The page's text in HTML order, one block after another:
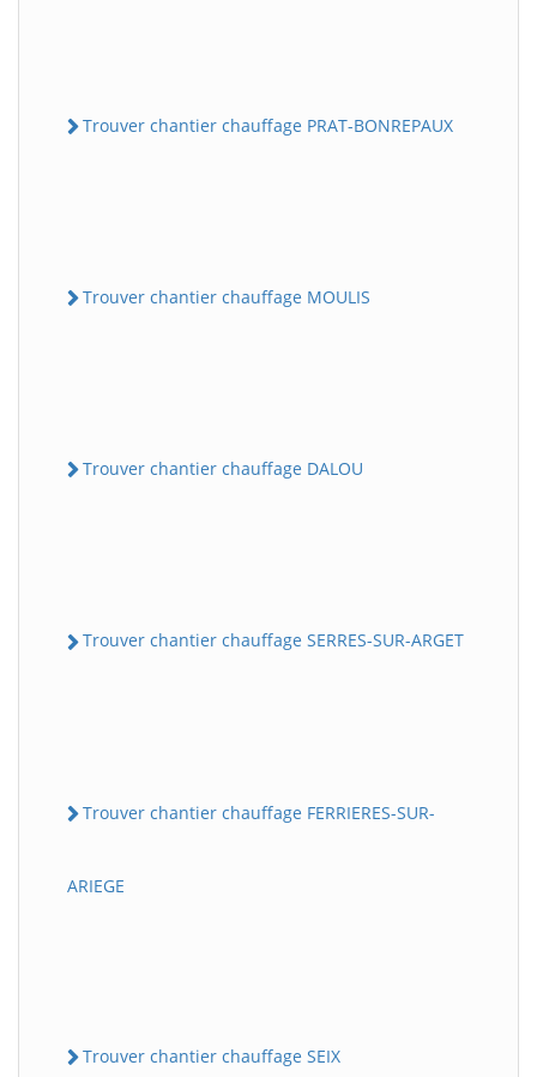
Trouver chantier chauffage PRAT-BONREPAUX
Trouver chantier chauffage MOULIS
Trouver chantier chauffage DALOU
Trouver chantier chauffage SERRES-SUR-ARGET
Trouver chantier chauffage FERRIERES-SUR-
ARIEGE
Trouver chantier chauffage SEIX